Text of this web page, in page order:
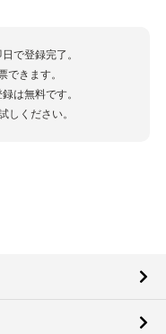
で登録完了。
できます。
は無料です。
しください。